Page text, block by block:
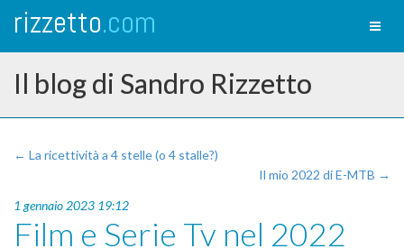
rizzetto.com
Il blog di Sandro Rizzetto
← La ricettività a 4 stelle (o 4 stalle?)
Il mio 2022 di E-MTB →
1 gennaio 2023 19:12
Film e Serie Tv nel 2022